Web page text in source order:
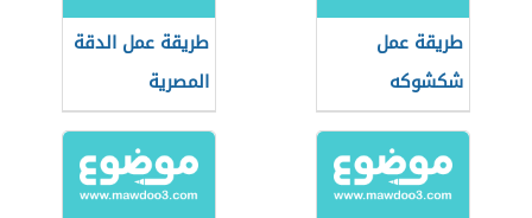
طريقة عمل
شكشوكه
طريقة عمل الدقة
المصرية